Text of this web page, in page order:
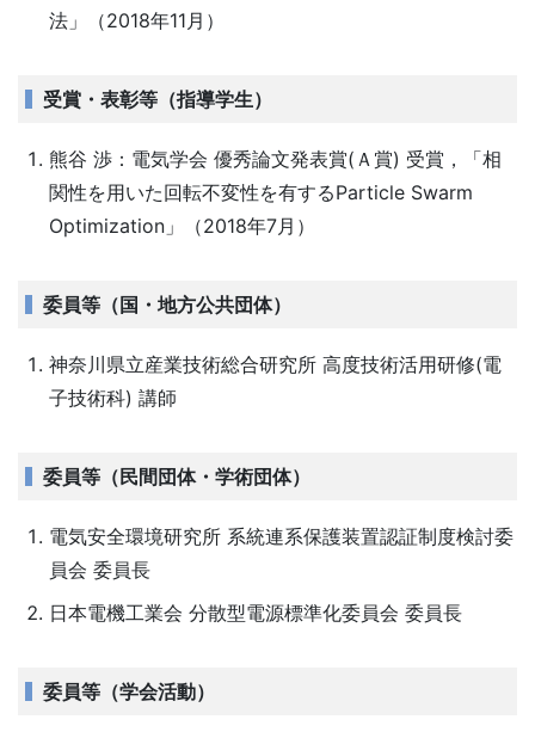
法」（2018年11月）
受賞・表彰等（指導学生）
熊谷 渉：電気学会 優秀論文発表賞(Ａ賞) 受賞，「相
関性を用いた回転不変性を有するParticle Swarm
Optimization」（2018年7月）
委員等（国・地方公共団体）
神奈川県立産業技術総合研究所 高度技術活用研修(電
子技術科) 講師
委員等（民間団体・学術団体）
電気安全環境研究所 系統連系保護装置認証制度検討委
員会 委員長
日本電機工業会 分散型電源標準化委員会 委員長
委員等（学会活動）